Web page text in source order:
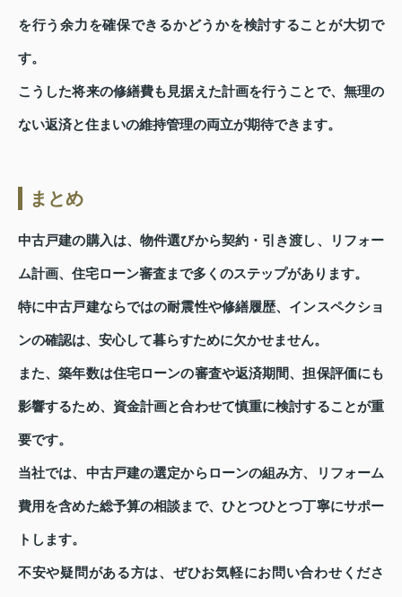
を行う余力を確保できるかどうかを検討することが大切で
す。
こうした将来の修繕費も見据えた計画を行うことで、無理の
ない返済と住まいの維持管理の両立が期待できます。
まとめ
中古戸建の購入は、物件選びから契約・引き渡し、リフォー
ム計画、住宅ローン審査まで多くのステップがあります。
特に中古戸建ならではの耐震性や修繕履歴、インスペクショ
ンの確認は、安心して暮らすために欠かせません。
また、築年数は住宅ローンの審査や返済期間、担保評価にも
影響するため、資金計画と合わせて慎重に検討することが重
要です。
当社では、中古戸建の選定からローンの組み方、リフォーム
費用を含めた総予算の相談まで、ひとつひとつ丁寧にサポー
トします。
不安や疑問がある方は、ぜひお気軽にお問い合わせくださ